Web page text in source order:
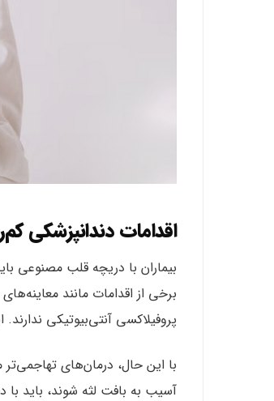
اقدامات دندانپزشکی
بیماران با دریچه قلب مصنوعی
برخی از اقدامات مانند
پروفیلاکسی آنتی‌بیوتیکی
با این حال، درمان‌های
آسیب به بافت لثه شوند، باید با